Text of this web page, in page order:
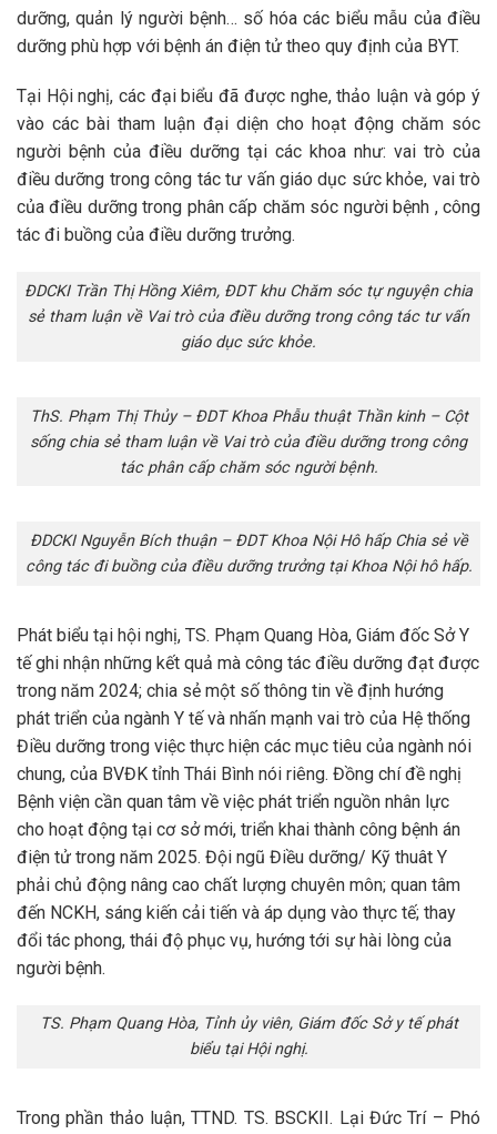
dưỡng, quản lý người bệnh… số hóa các biểu mẫu của điều
dưỡng phù hợp với bệnh án điện tử theo quy định của BYT.
Tại Hội nghị, các đại biểu đã được nghe, thảo luận và góp ý
vào các bài tham luận đại diện cho hoạt động chăm sóc
người bệnh của điều dưỡng tại các khoa như: vai trò của
điều dưỡng trong công tác tư vấn giáo dục sức khỏe, vai trò
của điều dưỡng trong phân cấp chăm sóc người bệnh , công
tác đi buồng của điều dưỡng trưởng.
ĐDCKI Trần Thị Hồng Xiêm, ĐDT khu Chăm sóc tự nguyện chia
sẻ tham luận về Vai trò của điều dưỡng trong công tác tư vấn
giáo dục sức khỏe.
ThS. Phạm Thị Thủy – ĐDT Khoa Phẫu thuật Thần kinh – Cột
sống chia sẻ tham luận về Vai trò của điều dưỡng trong công
tác phân cấp chăm sóc người bệnh.
ĐDCKI Nguyễn Bích thuận – ĐDT Khoa Nội Hô hấp Chia sẻ về
công tác đi buồng của điều dưỡng trưởng tại Khoa Nội hô hấp.
Phát biểu tại hội nghị, TS. Phạm Quang Hòa, Giám đốc Sở Y
tế ghi nhận những kết quả mà công tác điều dưỡng đạt được
trong năm 2024; chia sẻ một số thông tin về định hướng
phát triển của ngành Y tế và nhấn mạnh vai trò của Hệ thống
Điều dưỡng trong việc thực hiện các mục tiêu của ngành nói
chung, của BVĐK tỉnh Thái Bình nói riêng. Đồng chí đề nghị
Bệnh viện cần quan tâm về việc phát triển nguồn nhân lực
cho hoạt động tại cơ sở mới, triển khai thành công bệnh án
điện tử trong năm 2025. Đội ngũ Điều dưỡng/ Kỹ thuât Y
phải chủ động nâng cao chất lượng chuyên môn; quan tâm
đến NCKH, sáng kiến cải tiến và áp dụng vào thực tế; thay
đổi tác phong, thái độ phục vụ, hướng tới sự hài lòng của
người bệnh.
TS. Phạm Quang Hòa, Tỉnh ủy viên, Giám đốc Sở y tế phát
biểu tại Hội nghị.
Trong phần thảo luận, TTND. TS. BSCKII. Lại Đức Trí – Phó